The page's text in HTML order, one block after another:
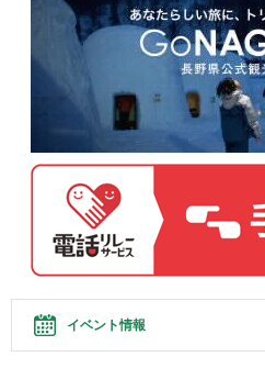
イベント情報